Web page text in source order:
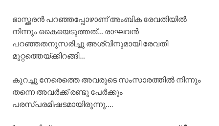
ഭാസ്ക്കരൻ പറഞ്ഞപ്പോഴാണ് അംബിക രേവതിയിൽ
നിന്നും കൈയെടുത്തത്… രാഘവൻ
പറഞ്ഞതനുസരിച്ചു അശ്വിനുമായി രേവതി
മുറ്റത്തെയ്ക്കിറങ്ങി…
കുറച്ചു നേരെത്തെ അവരുടെ സംസാരത്തിൽ നിന്നും
തന്നെ അവർക്ക് രണ്ടു പേർക്കും
പരസ്പരമിഷടമായിരുന്നു….